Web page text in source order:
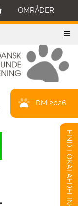
OMRÅDER
DM 2026
FIND LOKALAFDELING